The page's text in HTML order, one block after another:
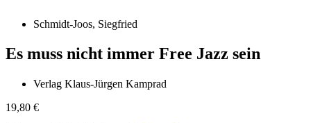
Schmidt-Joos, Siegfried
Es muss nicht immer Free Jazz sein
Verlag Klaus-Jürgen Kamprad
19,80 €